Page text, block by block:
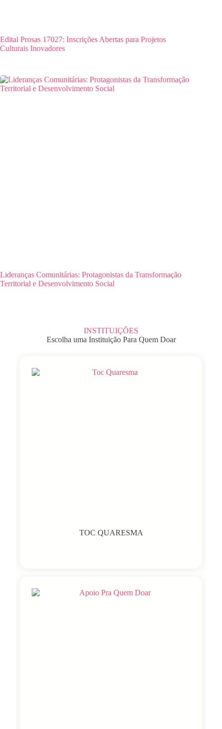
Edital Prosas 17027: Inscrições Abertas para Projetos
Culturais Inovadores
Lideranças Comunitárias: Protagonistas da Transformação
Territorial e Desenvolvimento Social
INSTITUIÇÕES
Escolha uma Instituição Para Quem Doar
TOC QUARESMA